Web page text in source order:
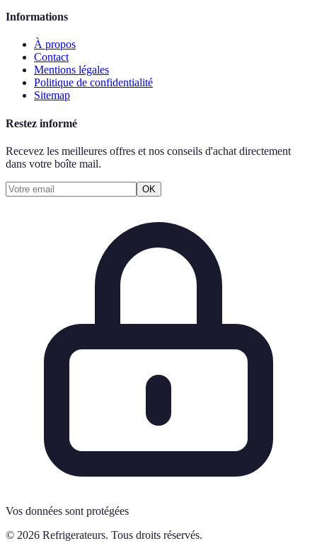
Informations
À propos
Contact
Mentions légales
Politique de confidentialité
Sitemap
Restez informé
Recevez les meilleures offres et nos conseils d'achat directement
dans votre boîte mail.
OK
Vos données sont protégées
© 2026 Refrigerateurs. Tous droits réservés.